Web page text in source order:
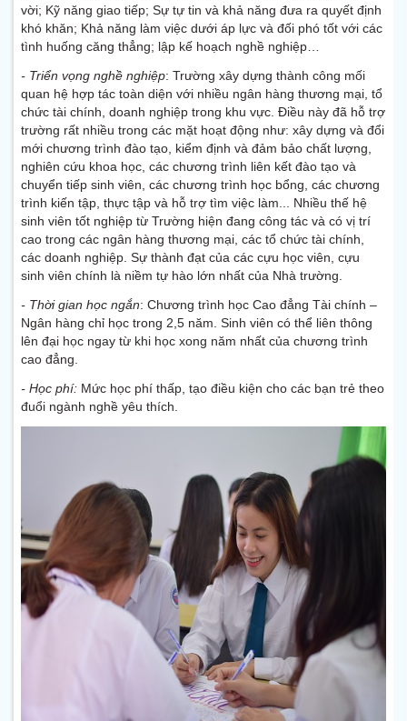
vời; Kỹ năng giao tiếp; Sự tự tin và khả năng đưa ra quyết định
khó khăn; Khả năng làm việc dưới áp lực và đối phó tốt với các
tình huống căng thẳng; lập kế hoạch nghề nghiệp…
- Triển vọng nghề nghiệp: Trường xây dựng thành công mối
quan hệ hợp tác toàn diện với nhiều ngân hàng thương mại, tổ
chức tài chính, doanh nghiệp trong khu vực. Điều này đã hỗ trợ
trường rất nhiều trong các mặt hoạt động như: xây dựng và đổi
mới chương trình đào tạo, kiểm định và đảm bảo chất lượng,
nghiên cứu khoa học, các chương trình liên kết đào tạo và
chuyển tiếp sinh viên, các chương trình học bổng, các chương
trình kiến tập, thực tập và hỗ trợ tìm việc làm... Nhiều thế hệ
sinh viên tốt nghiệp từ Trường hiện đang công tác và có vị trí
cao trong các ngân hàng thương mại, các tổ chức tài chính,
các doanh nghiệp. Sự thành đạt của các cựu học viên, cựu
sinh viên chính là niềm tự hào lớn nhất của Nhà trường.
- Thời gian học ngắn: Chương trình học Cao đẳng Tài chính –
Ngân hàng chỉ học trong 2,5 năm. Sinh viên có thể liên thông
lên đại học ngay từ khi học xong năm nhất của chương trình
cao đẳng.
- Học phí: Mức học phí thấp, tạo điều kiện cho các bạn trẻ theo
đuổi ngành nghề yêu thích.